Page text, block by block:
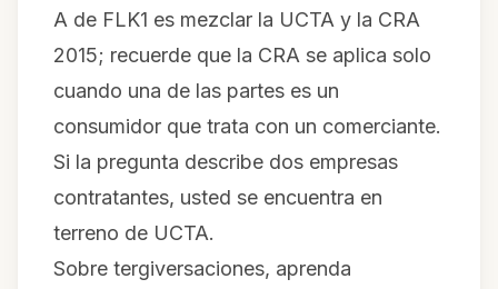
A de FLK1 es mezclar la UCTA y la CRA
2015; recuerde que la CRA se aplica solo
cuando una de las partes es un
consumidor que trata con un comerciante.
Si la pregunta describe dos empresas
contratantes, usted se encuentra en
terreno de UCTA.
Sobre tergiversaciones, aprenda